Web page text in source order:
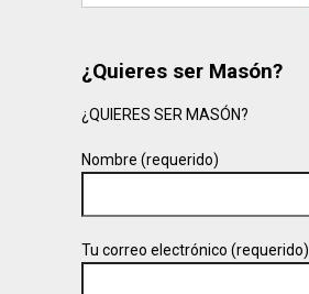
¿Quieres ser Masón?
¿QUIERES SER MASÓN?
Nombre (requerido)
Tu correo electrónico (requerido)